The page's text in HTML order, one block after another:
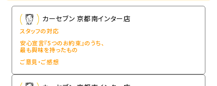
カーセブン 京都南インター店
スタッフの対応
安心宣言『5つのお約束』のうち、
最も興味を持ったもの
ご意見・ご感想